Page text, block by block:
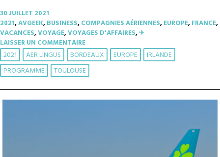
30 JUILLET 2021
2021,AVGEEK,BUSINESS,COMPAGNIES AÉRIENNES,EUROPE,FRANCE,
VACANCES,VOYAGE,VOYAGES D'AFFAIRES,✈︎
LAISSER UN COMMENTAIRE
2021 AER LINGUS BORDEAUX EUROPE
IRLANDE
PROGRAMME
TOULOUSE